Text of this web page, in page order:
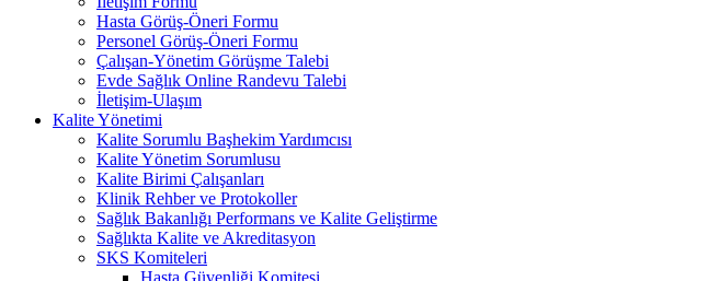
Hasta Görüş-Öneri Formu
Personel Görüş-Öneri Formu
Çalışan-Yönetim Görüşme Talebi
Evde Sağlık Online Randevu Talebi
İletişim-Ulaşım
Kalite Yönetimi
Kalite Sorumlu Başhekim Yardımcısı
Kalite Yönetim Sorumlusu
Kalite Birimi Çalışanları
Klinik Rehber ve Protokoller
Sağlık Bakanlığı Performans ve Kalite Geliştirme
Sağlıkta Kalite ve Akreditasyon
SKS Komiteleri
Hasta Güvenliği Komitesi